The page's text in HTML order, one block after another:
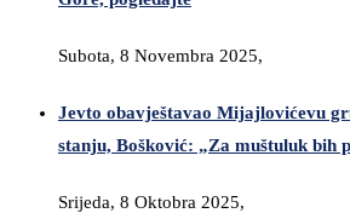
Subota, 8 Novembra 2025,
Jevto obavještavao Mijajlovićevu
stanju, Bošković: „Za muštuluk bih
Srijeda, 8 Oktobra 2025,